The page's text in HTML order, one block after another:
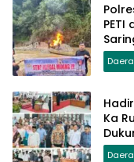
Ka